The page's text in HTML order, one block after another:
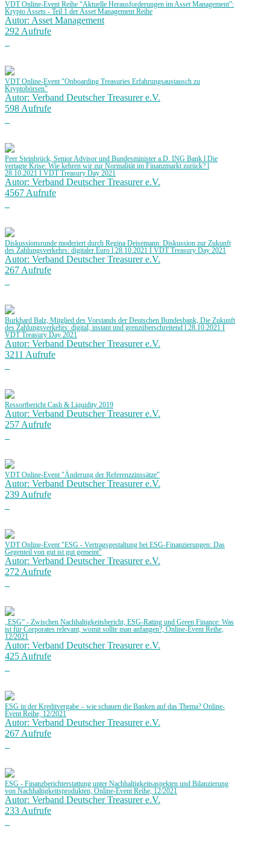
VDT Online-Event Reihe “Aktuelle Herausforderungen im Asset Management”:
Krypto Assets - Teil 1 der Asset Management Reihe
Autor: Asset Management
292 Aufrufe
VDT Online-Event "Onboarding Treasuries Erfahrungsaustausch zu
Kryptobörsen"
Autor: Verband Deutscher Treasurer e.V.
598 Aufrufe
Peer Steinbrück, Senior Advisor und Bundesminister a.D. ING Bank l Die
vertagte Krise: Wie kehren wir zur Normalität im Finanzmarkt zurück? l
28.10.2021 I VDT Treasury Day 2021
Autor: Verband Deutscher Treasurer e.V.
4567 Aufrufe
Diskussionsrunde moderiert durch Regina Deisemann: Diskussion zur Zukunft
des Zahlungsverkehrs: digitaler Euro l 28.10.2021 I VDT Treasury Day 2021
Autor: Verband Deutscher Treasurer e.V.
267 Aufrufe
Burkhard Balz, Mitglied des Vorstands der Deutschen Bundesbank, Die Zukunft
des Zahlungsverkehrs: digital, instant und grenzüberschreitend l 28.10.2021 I
VDT Treasury Day 2021
Autor: Verband Deutscher Treasurer e.V.
3211 Aufrufe
Ressortbericht Cash & Liquidity 2019
Autor: Verband Deutscher Treasurer e.V.
257 Aufrufe
VDT Online-Event "Änderung der Referenzzinssätze"
Autor: Verband Deutscher Treasurer e.V.
239 Aufrufe
VDT Online-Event "ESG - Vertragsgestaltung bei ESG-Finanzierungen: Das
Gegenteil von gut ist gut gemeint"
Autor: Verband Deutscher Treasurer e.V.
272 Aufrufe
„ESG“ - Zwischen Nachhaltigkeitsbericht, ESG-Rating und Green Finance: Was
ist für Corporates relevant, womit sollte man anfangen?, Online-Event Reihe,
12/2021
Autor: Verband Deutscher Treasurer e.V.
425 Aufrufe
ESG in der Kreditvergabe – wie schauen die Banken auf das Thema? Online-
Event Reihe, 12/2021
Autor: Verband Deutscher Treasurer e.V.
267 Aufrufe
ESG - Finanzberichterstattung unter Nachhaltigkeitsaspekten und Bilanzierung
von Nachhaltigkeitsprodukten, Online-Event Reihe, 12/2021
Autor: Verband Deutscher Treasurer e.V.
233 Aufrufe